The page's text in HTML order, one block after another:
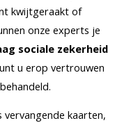
kwijtgeraakt of
onze experts je
sociale zekerheid
u erop vertrouwen
vervangende kaarten,